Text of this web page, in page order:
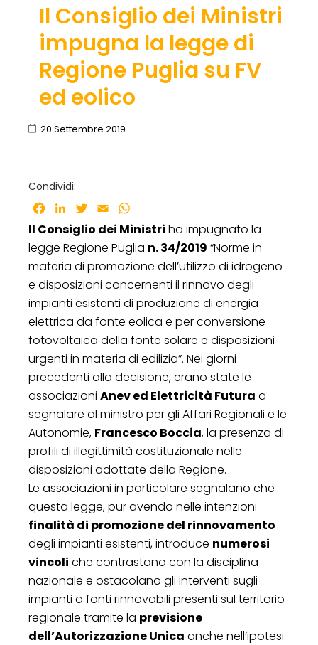
Il Consiglio dei Ministri
impugna la legge di
Regione Puglia su FV
ed eolico
20 Settembre 2019
Condividi:
Facebook
LinkedInTwitter
Email
Il Consiglio dei Ministri ha impugnato la
legge Regione Puglia n. 34/2019 “Norme in
materia di promozione dell’utilizzo di idrogeno
e disposizioni concernenti il rinnovo degli
impianti esistenti di produzione di energia
elettrica da fonte eolica e per conversione
fotovoltaica della fonte solare e disposizioni
urgenti in materia di edilizia”. Nei giorni
precedenti alla decisione, erano state le
associazioni Anev ed Elettricità Futura a
segnalare al ministro per gli Affari Regionali e le
Autonomie, Francesco Boccia, la presenza di
profili di illegittimità costituzionale nelle
disposizioni adottate della Regione.
Le associazioni in particolare segnalano che
questa legge, pur avendo nelle intenzioni
finalità di promozione del rinnovamento
degli impianti esistenti, introduce numerosi
vincoli che contrastano con la disciplina
nazionale e ostacolano gli interventi sugli
impianti a fonti rinnovabili presenti sul territorio
regionale tramite la previsione
dell’Autorizzazione Unica anche nell’ipotesi